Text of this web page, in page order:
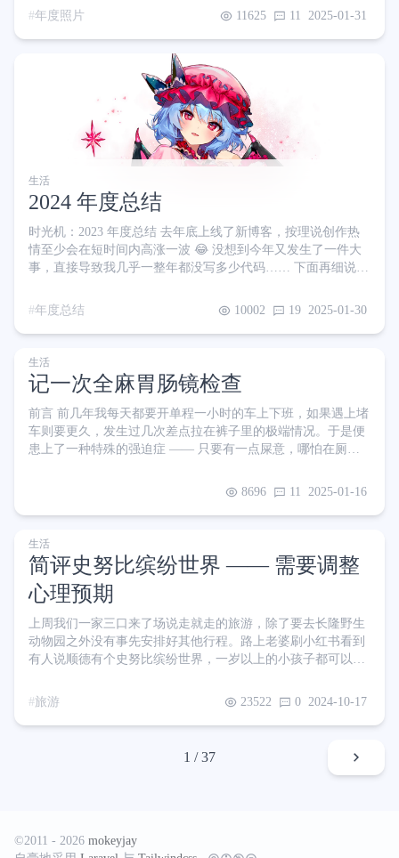
围栏，既能保证她的安全又能节省父母精力，真是好东西 我们
换了新车，希望能够在哆啦念书前多出去走走 我们在工作日和
好兄弟以及他老婆一起去了一处偏僻的度假营地 营地建在深山
老林之中，开车进去要在环山公路里绕 2 个小时 😨 包场的感
觉真的很爽，只可惜时间关系只能住一晚，
年度照片 11625 11 2025-01-31
生活
2024 年度总结
时光机：2023 年度总结 去年底上线了新博客，按理说创作热
情至少会在短时间内高涨一波 😂 没想到今年又发生了一件大
事，直接导致我几乎一整年都没写多少代码…… 下面再细说
干掉了，我寻思我也没干啥啊 或许是受到更换非主流域名后缀
骤降 从百度统计的数据来看，UV 腰斩，不过 PV 却没降多
少。同时跳出率降低 10%、平均浏览时长增加了 1 分钟，是不
是说明访客的质量有所增加呢？对于这些
年度总结 10002 19 2025-01-30
生活
记一次全麻胃肠镜检查
前言 前几年我每天都要开单程一小时的车上下班，如果遇上堵
车则要更久，发生过几次差点拉在裤子里的极端情况。于是便
患上了一种特殊的强迫症 —— 只要有一点屎意，哪怕在厕所
非要说我是胃肠有问题，要我去医院做检查。我也看过一些科
可能已经晚期了，因此建议所有人都定期做肠镜检查。 掐指一
算我也年近 30 了，支撑了我几十年的胃肠现在过得怎么样？
我也是有些好奇 那既然无痛肠镜都做了，不如顺便把胃镜一起
8696 11 2025-01-16
生活
简评史努比缤纷世界 —— 需要调整
心理预期
上周我们一家三口来了场说走就走的旅游，除了要去长隆野生
动物园之外没有事先安排好其他行程。路上老婆刷小红书看到
有人说顺德有个史努比缤纷世界，一岁以上的小孩子都可以
远就能看到。招牌颜色鲜艳，看起来有在好好维护，第一印象
的维护 也许你乍一看还不赖，但其实是因为我手机默认会套个
旅游 23522 0 2024-10-17
1 / 37
©2011 - 2026 mokeyjay